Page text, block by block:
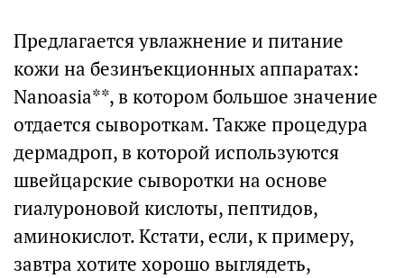
Предлагается увлажнение и питание
кожи на безинъекционных аппаратах:
Nanoasia**, в котором большое значение
отдается сывороткам. Также процедура
дермадроп, в которой используются
швейцарские сыворотки на основе
гиалуроновой кислоты, пептидов,
аминокислот. Кстати, если, к примеру,
завтра хотите хорошо выглядеть,